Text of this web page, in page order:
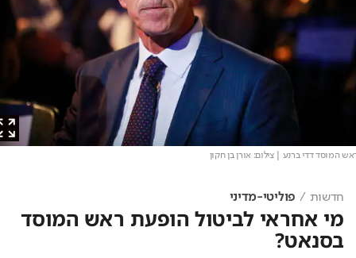
המוסד דדי ברנע| צילום: אורן בן חקון
חדשות פוליטי-מדיני
מי אחראי לביטול הופעת ראש המוסד
בסנאט?